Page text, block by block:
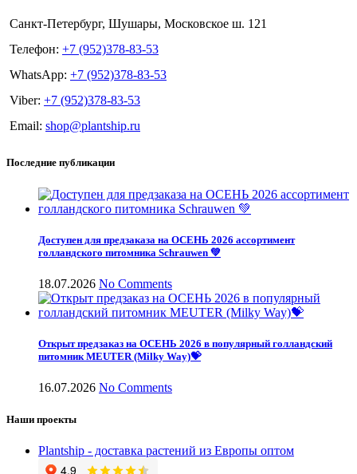
Санкт-Петербург, Шушары, Московское ш. 121
Телефон: +7 (952)378-83-53
WhatsApp: +7 (952)378-83-53
Viber: +7 (952)378-83-53
Email: shop@plantship.ru
Последние публикации
Доступен для предзаказа на ОСЕНЬ 2026 ассортимент
голландского питомника Schrauwen 💚
18.07.2026 No Comments
Открыт предзаказ на ОСЕНЬ 2026 в популярный голландский
питомник MEUTER (Milky Way)💝
16.07.2026 No Comments
Наши проекты
Plantship - доставка растений из Европы оптом